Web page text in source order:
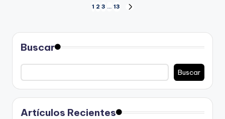
Paginación
de
entradas
1 2 3 … 13
Buscar
Buscar
Artículos Recientes